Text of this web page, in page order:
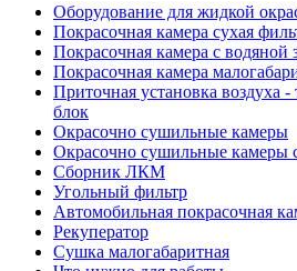
Оборудование для жидкой
Покрасочная камера сухая
Покрасочная камера с водяной
Покрасочная камера
Приточная установка воздуха
блок
Окрасочно сушильные камеры
Окрасочно сушильные камеры
Сборник ЛКМ
Угольный фильтр
Автомобильная покрасочная
Рекуператор
Сушка малогабаритная